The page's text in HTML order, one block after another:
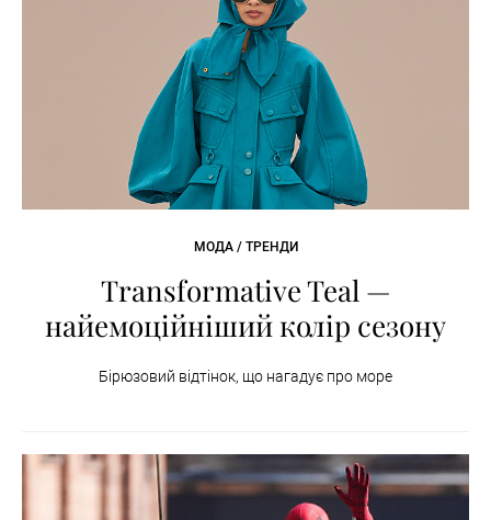
МОДА / ТРЕНДИ
Transformative Teal —
найемоційніший колір сезону
Бірюзовий відтінок, що нагадує про море